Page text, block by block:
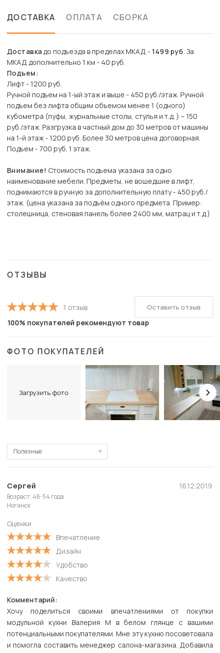
ДОСТАВКА ОПЛАТА СБОРКА
Доставка до подъезда в пределах МКАД - 1499 руб . За
МКАД дополнительно 1 км - 40 руб.
Подъем:
Лифт - 1200 руб.
Ручной подъем на 1-ый этаж и выше - 450 руб./этаж. Ручной
подъем без лифта общим объемом менее 1 (одного)
кубометра (пуфы, журнальные столы, стулья и т.д. ) – 150
руб./этаж. Разгрузка в частный дом до 30 метров от машины
на 1-й этаж - 1200 руб. Более 30 метров цена договорная.
Подъем - 700 руб. 1 этаж.
Внимание! Стоимость подъема указана за одно
наименование мебели. Предметы, не вошедшие в лифт,
поднимаются в ручную за дополнительную плату - 450 руб./
этаж. (цена указана за подъём одного предмета. Пример:
столешница, стеновая панель более 2400 мм, матрац и т.д.)
ОТЗЫВЫ
1 отзыв
100% покупателей рекомендуют товар
ФОТО ПОКУПАТЕЛЕЙ
Загрузить фото
Полезные
Полезные
Новые
Старые
С низкой оценкой
Сергей
Возраст: 46-54 года
Ногинск
Оценки
Впечатление
Дизайн
Удобство
Качество
16.12.2019
Комментарий:
Хочу поделиться своими впечатлениями от покупки
модульной кухни Валерия М в белом глянце с вашими
потенциальными покупателями. Мне эту кухню посоветовала
и помогла составить менеджер салона-магазина. Добавила
Оставить отзыв